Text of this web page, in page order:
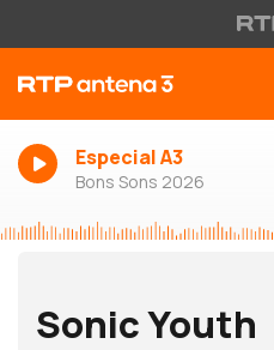
Especial A3
Bons Sons 2026
Sonic Youth